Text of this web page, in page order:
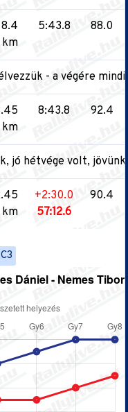
8.4
km
5:43.8 88.0
- a végére
km
8:43.8 92.4
jó hétvége volt, jövünk
km
+2:30.0
57:12.6
90.4